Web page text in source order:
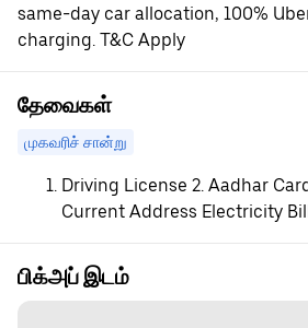
same-day car allocation, 100%
charging. T&C Apply
தேவைகள்
முகவரிச் சான்று
Driving License 2. Aadhar
Current Address Electricity Bill
பிக்அப் இடம்